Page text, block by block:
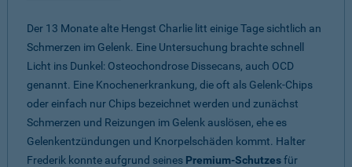
Der 13 Monate alte Hengst Charlie litt einige Tage sichtlich an
Schmerzen im Gelenk. Eine Untersuchung brachte schnell
Licht ins Dunkel: Osteochondrose Dissecans, auch OCD
genannt. Eine Knochenerkrankung, die oft als Gelenk-Chips
oder einfach nur Chips bezeichnet werden und zunächst
Schmerzen und Reizungen im Gelenk auslösen, ehe es
Gelenkentzündungen und Knorpelschäden kommt. Halter
Frederik konnte aufgrund seines Premium-Schutzesfür